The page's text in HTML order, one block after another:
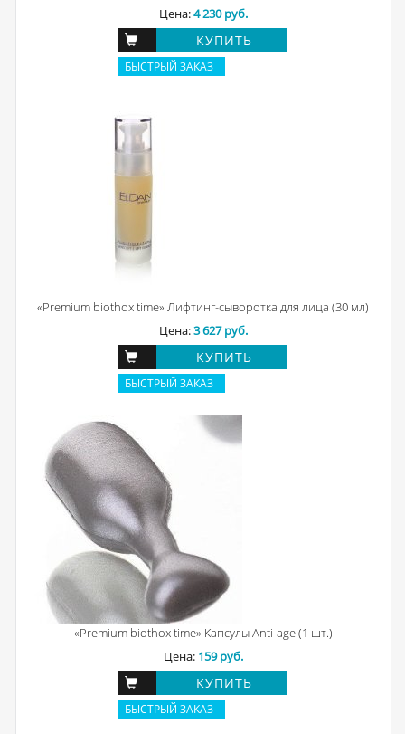
Цена:4 230 руб.
КУПИТЬ
БЫСТРЫЙ ЗАКАЗ
«Premium biothox time» Лифтинг-сыворотка для лица (30 мл)
Цена:3 627 руб.
КУПИТЬ
БЫСТРЫЙ ЗАКАЗ
«Premium biothox time» Капсулы Anti-age (1 шт.)
Цена: 159 руб.
КУПИТЬ
БЫСТРЫЙ ЗАКАЗ